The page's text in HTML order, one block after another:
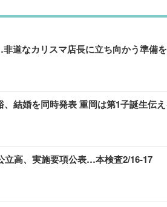
道なカリスマ店長に立ち向かう準備
結婚を同時発表 重岡は第1子誕生伝
立高、実施要項公表…本検査2/16-17